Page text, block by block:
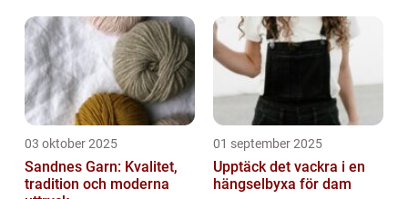
03 oktober 2025
Sandnes Garn: Kvalitet,
tradition och moderna
01 september 2025
Upptäck det vackra i en
hängselbyxa för dam